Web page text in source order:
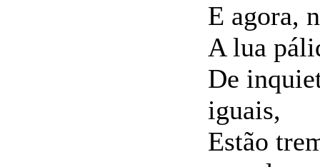
E agora,
A lua
De
iguais,
Estão